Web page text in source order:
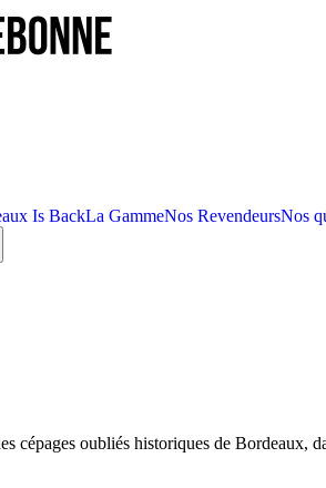
Is BackLa GammeNos RevendeursNos
cépages oubliés historiques de Bordeaux,